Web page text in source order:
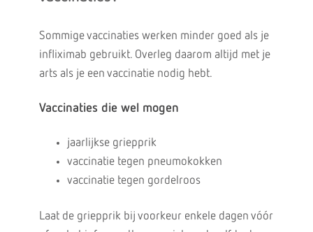
Sommige vaccinaties werken minder goed als je
infliximab gebruikt. Overleg daarom altijd met je
arts als je een vaccinatie nodig hebt.
Vaccinaties die wel mogen
jaarlijkse griepprik
vaccinatie tegen pneumokokken
vaccinatie tegen gordelroos
Laat de griepprik bij voorkeur enkele dagen vóór